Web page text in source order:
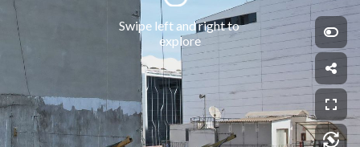
Swipe left and right to
explore